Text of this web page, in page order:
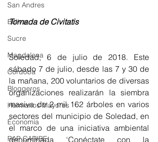
San Andres
Bolívar
Sucre
Magdalena
Córdoba
Bloggeros
Hermanos Mayores
Economía
RAP CARIBE
Tomada de Civitatis
Soledad, 6 de julio de 2018. Este
sábado 7 de julio, desde las 7 y 30 de
la mañana, 200 voluntarios de diversas
organizaciones realizarán la siembra
masiva de 2 mil 162 árboles en varios
sectores del municipio de Soledad, en
el marco de una iniciativa ambiental
denominada ‘Conéctate con la